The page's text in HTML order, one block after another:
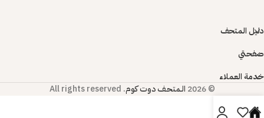
دليل المتحف
صفحتي
خدمة العملاء
© 2026
الـمتحـف دوت كوم. All rights reserved